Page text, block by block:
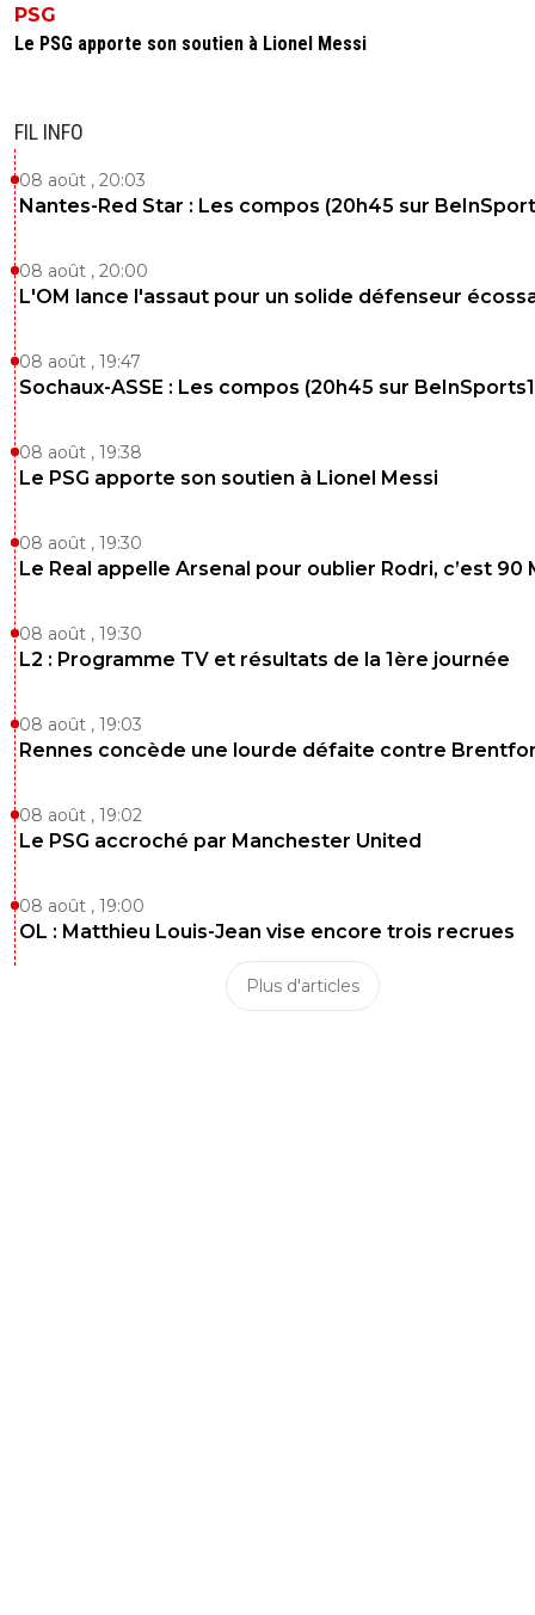
PSG
Le PSG apporte son soutien à Lionel Messi
FIL INFO
08 août , 20:03
Nantes-Red Star : Les compos (20h45 sur
08 août , 20:00
L'OM lance l'assaut pour un solide défenseur
08 août , 19:47
Sochaux-ASSE : Les compos (20h45 sur
08 août , 19:38
Le PSG apporte son soutien à Lionel Messi
08 août , 19:30
Le Real appelle Arsenal pour oublier Rodri, c’est 90
08 août , 19:30
L2 : Programme TV et résultats de la 1ère journée
08 août , 19:03
Rennes concède une lourde défaite contre
08 août , 19:02
Le PSG accroché par Manchester United
08 août , 19:00
OL : Matthieu Louis-Jean vise encore trois recrues
Plus d'articles